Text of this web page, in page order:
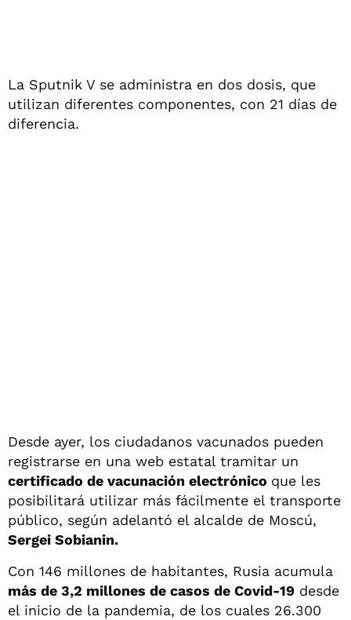
La Sputnik V se administra en dos dosis, que
utilizan diferentes componentes, con 21 días de
diferencia.
Desde ayer, los ciudadanos vacunados pueden
registrarse en una web estatal tramitar un
certificado de vacunación electrónico que les
posibilitará utilizar más fácilmente el transporte
público, según adelantó el alcalde de Moscú,
Sergei Sobianin.
Con 146 millones de habitantes, Rusia acumula
más de 3,2 millones de casos de Covid-19 desde
el inicio de la pandemia, de los cuales 26.300